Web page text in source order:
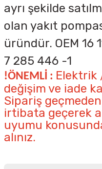
ayrı şekilde
olan yakıt
üründür. OEM 16
7 285 446 -1
!ÖNEMLİ : Elektrik
değişim ve iade
Sipariş
irtibata geçerek
uyumu
alınız.